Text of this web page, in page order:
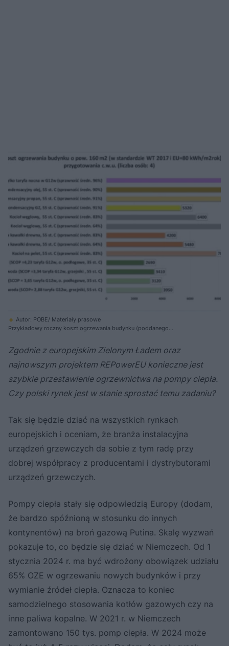
Autor: POBE/ Materiały prasowe
Przykładowy roczny koszt ogrzewania budynku (poddanego
wody użytkowej rodziny 4-osobowej. Dane uwzględniają koszty energii
w II kw. 2022 r.
Zgodnie z europejskim Zielonym Ładem oraz
najnowszym projektem REPowerEU konieczne jest
szybkie przestawienie ogrzewnictwa na pompy ciepła.
Czy polski rynek jest w stanie sprostać temu zadaniu?
Tak się będzie dziać na wszystkich rynkach
europejskich i oceniam, że branża instalacyjna
urządzeń grzewczych da sobie z tym radę przy
dobrej współpracy z producentami i dystrybutorami
urządzeń grzewczych.
Pompy ciepła stały się odpowiedzią Europy (dodam,
że bardzo spóźnioną w stosunku do innych
kontynentów) na broń gazową Putina. Skalę wyzwań
pokazuje to, co będzie się dziać w Niemczech. Od 1
stycznia 2024 r. ma być wdrożony obowiązek udziału
65% OZE w ogrzewaniu nowych budynków i przy
wymianie źródeł ciepła. Oznacza to koniec
samodzielnego stosowania kotłów gazowych czy na
inne paliwa kopalne. W 2021 r. w Niemczech
zamontowano 150 tys. pomp ciepła. W 2024 może